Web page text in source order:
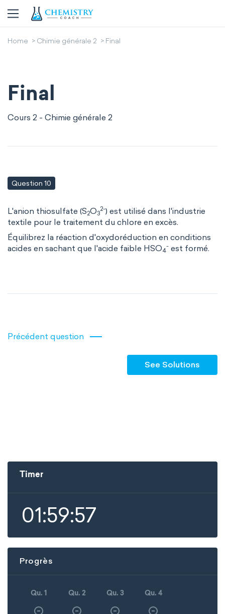
Home Chimie générale 2 Final
Final
Cours 2 - Chimie générale 2
Question 10
L'anion thiosulfate (S2O3
2-) est utilisé dans l'industrie
textile pour le traitement du chlore en excès.
Équilibrez la réaction d'oxydoréduction en conditions
acides en sachant que l'acide faible HSO4
- est formé.
Précédent question
See Solutions
Timer
01:59:57
Progrès
Qu. 1 Qu. 2 Qu. 3 Qu. 4